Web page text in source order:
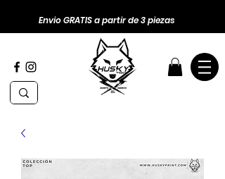
Envio GRATIS a partir de 3 piezas